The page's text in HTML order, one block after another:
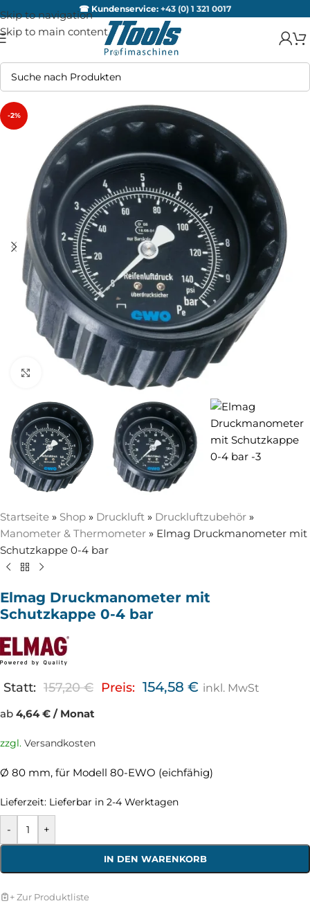
Skip to navigation
Skip to main content
☎ Kundenservice: +43 (0) 1 321 0017
-2%
Zum Vergrößern anklicken
Startseite » Shop » Druckluft » Druckluftzubehör »
Manometer & Thermometer » Elmag Druckmanometer mit
Schutzkappe 0-4 bar
Elmag Druckmanometer mit
Schutzkappe 0-4 bar
Statt: 157,20€ Preis: 154,58 € inkl. MwSt
ab 4,64 € / Monat
zzgl. Versandkosten
Ø 80 mm, für Modell 80-EWO (eichfähig)
Lieferzeit: Lieferbar in 2-4 Werktagen
- +
IN DEN WARENKORB
+ Zur Produktliste